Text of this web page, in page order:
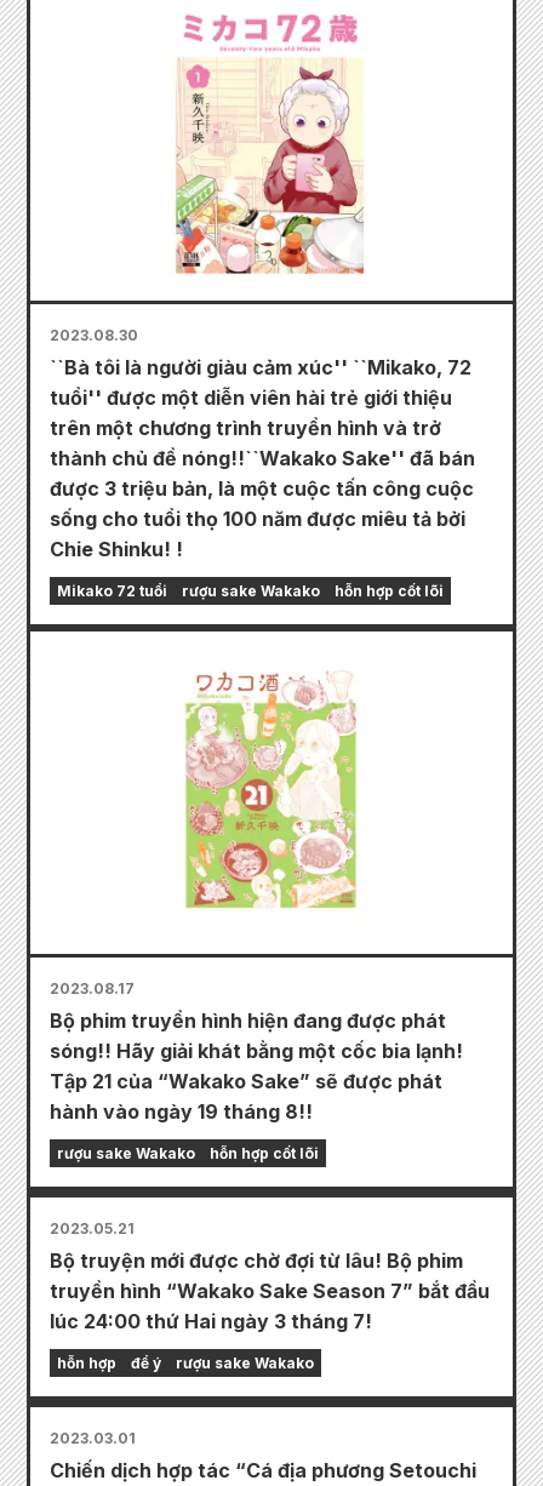
2023.08.30
``Bà tôi là người giàu cảm xúc'' ``Mikako, 72
tuổi'' được một diễn viên hài trẻ giới thiệu
trên một chương trình truyền hình và trở
thành chủ đề nóng!!``Wakako Sake'' đã bán
được 3 triệu bản, là một cuộc tấn công cuộc
sống cho tuổi thọ 100 năm được miêu tả bởi
Chie Shinku! !
Mikako 72 tuổi rượu sake Wakako hỗn hợp cốt lõi
2023.08.17
Bộ phim truyền hình hiện đang được phát
sóng!! Hãy giải khát bằng một cốc bia lạnh!
Tập 21 của “Wakako Sake” sẽ được phát
hành vào ngày 19 tháng 8!!
rượu sake Wakako hỗn hợp cốt lõi
2023.05.21
Bộ truyện mới được chờ đợi từ lâu! Bộ phim
truyền hình “Wakako Sake Season 7” bắt đầu
lúc 24:00 thứ Hai ngày 3 tháng 7!
hỗn hợp để ý rượu sake Wakako
2023.03.01
Chiến dịch hợp tác “Cá địa phương Setouchi